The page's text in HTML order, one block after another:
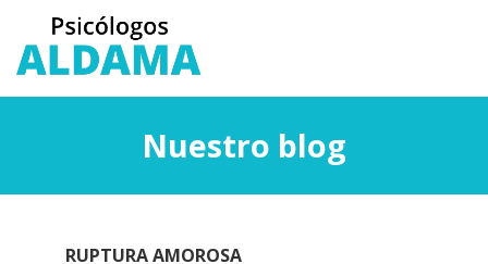
contenido
principal
barra
Nuestro blog
RUPTURA AMOROSA